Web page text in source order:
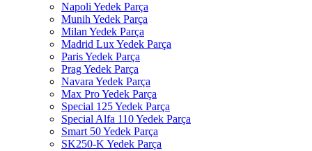
Napoli Yedek Parça
Munih Yedek Parça
Milan Yedek Parça
Madrid Lux Yedek Parça
Paris Yedek Parça
Prag Yedek Parça
Navara Yedek Parça
Max Pro Yedek Parça
Special 125 Yedek Parça
Special Alfa 110 Yedek Parça
Smart 50 Yedek Parça
SK250-K Yedek Parça